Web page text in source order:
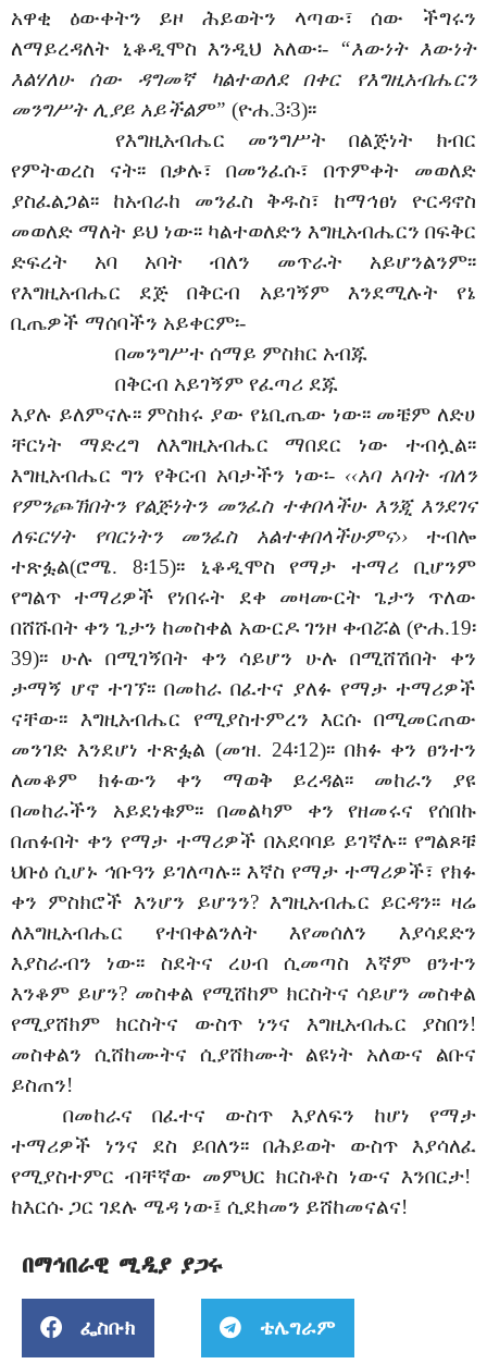
አዋቂ ዕውቀትን ይዞ ሕይወትን ላጣው፣ ሰው ችግሩን
ለማይረዳለት ኒቆዲሞስ እንዲህ አለው፡- “እውነት እውነት
እልሃለሁ ሰው ዳግመኛ ካልተወለደ በቀር የእግዚአብሔርን
መንግሥት ሊያይ አይችልም” (ዮሐ.3፡3)፡፡
የእግዚአብሔር መንግሥት በልጅነት ክብር
የምትወረስ ናት፡፡ በቃሉ፣ በመንፈሱ፣ በጥምቀት መወለድ
ያስፈልጋል፡፡ ከአብራከ መንፈስ ቅዱስ፣ ከማኅፀነ ዮርዳኖስ
መወለድ ማለት ይህ ነው፡፡ ካልተወለድን እግዚአብሔርን በፍቅር
ድፍረት አባ አባት ብለን መጥራት አይሆንልንም፡፡
የእግዚአብሔር ደጅ በቅርብ አይገኝም እንደሚሉት የኔ
ቢጤዎች ማሰባችን አይቀርም፡-
በመንግሥተ ሰማይ ምስክር አብጁ
በቅርብ አይገኝም የፈጣሪ ደጁ
እያሉ ይለምናሉ፡፡ ምስክሩ ያው የኔቢጤው ነው፡፡ መቼም ለድሀ
ቸርነት ማድረግ ለእግዚአብሔር ማበደር ነው ተብሏል፡፡
እግዚአብሔር ግን የቅርብ አባታችን ነው፡- ‹‹አባ አባት ብለን
የምንጮኽበትን የልጅነትን መንፈስ ተቀበላችሁ እንጂ እንደገና
ለፍርሃት የባርነትን መንፈስ አልተቀበላችሁምና››ተብሎ
ተጽፏል(ሮሜ. 8፡15)፡፡ ኒቆዲሞስ የማታ ተማሪ ቢሆንም
የግልጥ ተማሪዎች የነበሩት ደቀ መዛሙርት ጌታን ጥለው
በሸሹበት ቀን ጌታን ከመስቀል አውርዶ ገንዞ ቀብሯል (ዮሐ.19፡
39)፡፡ ሁሉ በሚገኝበት ቀን ሳይሆን ሁሉ በሚሸሽበት ቀን
ታማኝ ሆኖ ተገኘ፡፡ በመከራ በፈተና ያለፉ የማታ ተማሪዎች
ናቸው፡፡ እግዚአብሔር የሚያስተምረን እርሱ በሚመርጠው
መንገድ እንደሆነ ተጽፏል (መዝ. 24፡12)፡፡ በክፉ ቀን ፀንተን
ለመቆም ክፉውን ቀን ማወቅ ይረዳል፡፡ መከራን ያዩ
በመከራችን አይደነቁም፡፡ በመልካም ቀን የዘመሩና የሰበኩ
በጠፉበት ቀን የማታ ተማሪዎች በአደባባይ ይገኛሉ፡፡ የግልጾቹ
ህቡዕ ሲሆኑ ኅቡዓን ይገለጣሉ፡፡ እኛስ የማታ ተማሪዎች፣ የክፉ
ቀን ምስክሮች እንሆን ይሆንን? እግዚአብሔር ይርዳን፡፡ ዛሬ
ለእግዚአብሔር የተበቀልንለት እየመሰለን እያሳደድን
እያስራብን ነው፡፡ ስደትና ረሀብ ሲመጣስ እኛም ፀንተን
እንቆም ይሆን? መስቀል የሚሸከም ክርስትና ሳይሆን መስቀል
የሚያሸክም ክርስትና ውስጥ ነንና እግዚአብሔር ያስበን!
መስቀልን ሲሸከሙትና ሲያሸክሙት ልዩነት አለውና ልቡና
ይስጠን!
በመከራና በፈተና ውስጥ እያለፍን ከሆነ የማታ
ተማሪዎች ነንና ደስ ይበለን፡፡ በሕይወት ውስጥ እያሳለፈ
የሚያስተምር ብቸኛው መምህር ክርስቶስ ነውና እንበርታ!
ከእርሱ ጋር ገደሉ ሜዳ ነው፤ ሲደክመን ይሸከመናልና!
በማኅበራዊ ሚዲያ ያጋሩ
ፌስቡክ ቴሌግራም